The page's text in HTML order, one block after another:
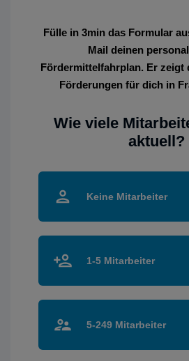
Fülle in 3min das Formular
Mail deinen
Fördermittelfahrplan. Er zeigt
Förderungen für dich in
Wie viele
aktuell?
Keine Mitarbeiter
1-5 Mitarbeiter
5-249 Mitarbeiter